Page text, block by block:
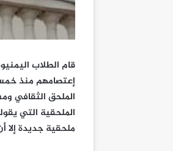
قام الطلاب
إعتصامهم منذ
الملحق الثقافي
الملحقية التي
ملحقية جديدة إلا